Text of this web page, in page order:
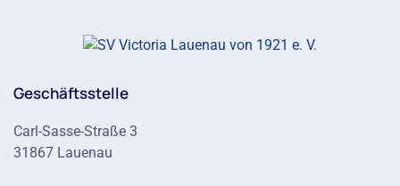
Geschäftsstelle
Carl-Sasse-Straße 3
31867 Lauenau